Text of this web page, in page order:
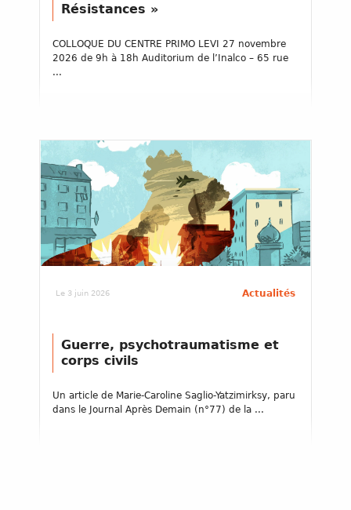
Résistances »
COLLOQUE DU CENTRE PRIMO LEVI 27 novembre
2026 de 9h à 18h Auditorium de l’Inalco – 65 rue
...
Le 3 juin 2026 Actualités
Guerre, psychotraumatisme et
corps civils
Un article de Marie-Caroline Saglio-Yatzimirksy, paru
dans le Journal Après Demain (n°77) de la ...